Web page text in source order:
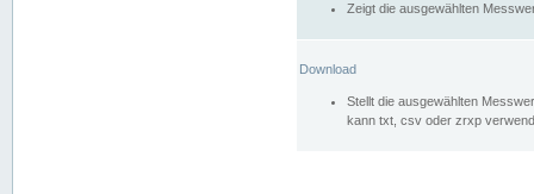
Zeigt die ausgewählten
Download
Stellt die ausgewählten
kann txt, csv oder zrxp